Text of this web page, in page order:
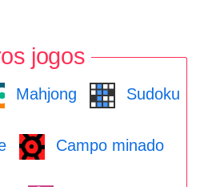
jogos
Mahjong Sudoku
Campo minado